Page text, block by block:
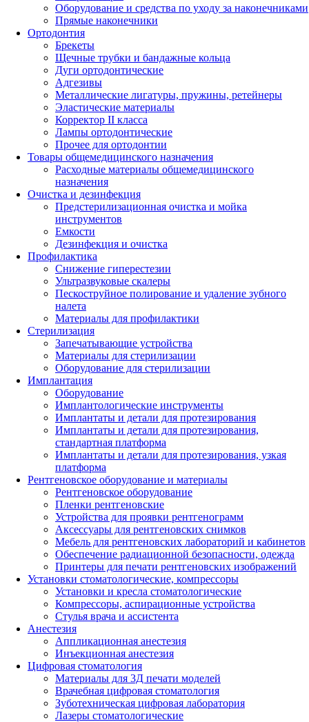
Оборудование и средства по уходу за наконечниками
Прямые наконечники
Ортодонтия
Брекеты
Щечные трубки и бандажные кольца
Дуги ортодонтические
Адгезивы
Металлические лигатуры, пружины, ретейнеры
Эластические материалы
Корректор II класса
Лампы ортодонтические
Прочее для ортодонтии
Товары общемедицинского назначения
Расходные материалы общемедицинского
назначения
Очистка и дезинфекция
Предстерилизационная очистка и мойка
инструментов
Емкости
Дезинфекция и очистка
Профилактика
Снижение гиперестезии
Ультразвуковые скалеры
Пескоструйное полирование и удаление зубного
налета
Материалы для профилактики
Стерилизация
Запечатывающие устройства
Материалы для стерилизации
Оборудование для стерилизации
Имплантация
Оборудование
Имплантологические инструменты
Имплантаты и детали для протезирования
Имплантаты и детали для протезирования,
стандартная платформа
Имплантаты и детали для протезирования, узкая
платформа
Рентгеновское оборудование и материалы
Рентгеновское оборудование
Пленки рентгеновские
Устройства для проявки рентгенограмм
Аксессуары для рентгеновских снимков
Мебель для рентгеновских лабораторий и кабинетов
Обеспечение радиационной безопасности, одежда
Принтеры для печати рентгеновских изображений
Установки стоматологические, компрессоры
Установки и кресла стоматологические
Компрессоры, аспирационные устройства
Стулья врача и ассистента
Анестезия
Аппликационная анестезия
Инъекционная анестезия
Цифровая стоматология
Материалы для 3Д печати моделей
Врачебная цифровая стоматология
Зуботехническая цифровая лаборатория
Лазеры стоматологические